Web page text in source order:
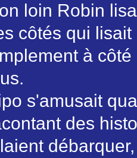
loin Robin
côtés qui
à
s'amusait
des